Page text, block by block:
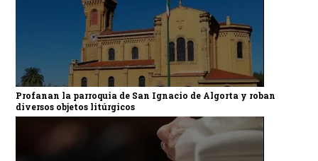
Profanan la parroquia de San Ignacio de Algorta y roban
diversos objetos litúrgicos